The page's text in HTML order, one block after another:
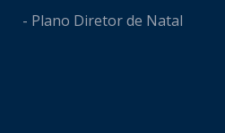
- Plano Diretor de Natal